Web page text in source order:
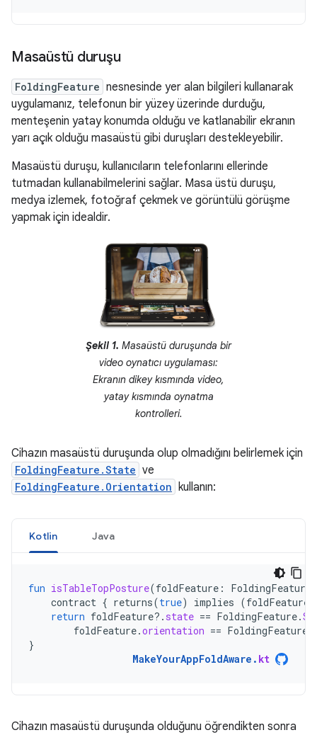
Masaüstü duruşu
FoldingFeature nesnesinde yer alan bilgileri kullanarak
uygulamanız, telefonun bir yüzey üzerinde durduğu,
menteşenin yatay konumda olduğu ve katlanabilir ekranın
yarı açık olduğu masaüstü gibi duruşları destekleyebilir.
Masaüstü duruşu, kullanıcıların telefonlarını ellerinde
tutmadan kullanabilmelerini sağlar. Masa üstü duruşu,
medya izlemek, fotoğraf çekmek ve görüntülü görüşme
yapmak için idealdir.
Şekil 1. Masaüstü duruşunda bir
video oynatıcı uygulaması:
Ekranın dikey kısmında video,
yatay kısmında oynatma
kontrolleri.
Cihazın masaüstü duruşunda olup olmadığını belirlemek için
FoldingFeature.State ve
FoldingFeature.Orientation kullanın:
Kotlin Java
fun isTableTopPosture(foldFeature :
contract { returns(true) implies (foldFeature
return foldFeature?. state == FoldingFeature.
foldFeature.orientation == FoldingFeature
}
MakeYourAppFoldAware . kt
Cihazın masaüstü duruşunda olduğunu öğrendikten sonra